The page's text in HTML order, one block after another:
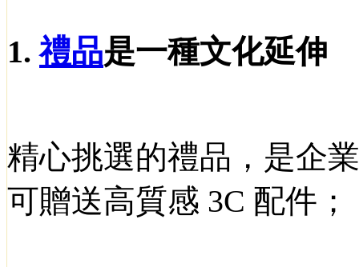
1.禮品是一種文化延伸
精心挑選的禮品，是企
可贈送高質感 3C 配件；